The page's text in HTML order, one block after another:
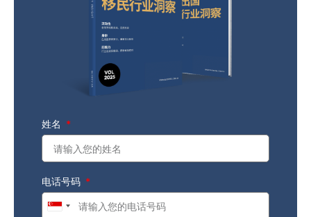
姓名
电话号码
Singapore